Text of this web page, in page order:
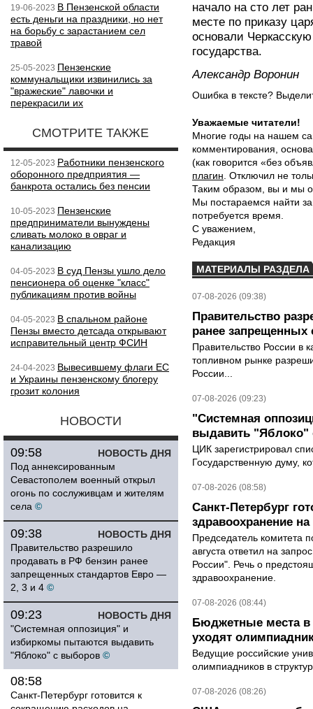
19-06-2023 В Пензенской области
есть деньги на праздники, но нет
на борьбу с зарастанием сел
травой
25-05-2023 Пензенские
коммунальщики извинились за
"вражеские" лавочки и
перекрасили их
СМОТРИТЕ ТАКЖЕ
12-05-2023 Работники пензенского
оборонного предприятия —
банкрота остались без пенсии
10-05-2023 Пензенские
предприниматели вынуждены
сливать молоко в овраг и
канализацию
04-05-2023 В суд Пензы ушло дело
пенсионера об оценке "класс"
публикациям против войны
04-05-2023 В спальном районе
Пензы вместо детсада открывают
исправительный центр ФСИН
24-04-2023 Вывесившему флаги ЕС
и Украины пензенскому блогеру
грозит колония
НОВОСТИ
НОВОСТЬ ДНЯ
09:58
Под аннексированным
Севастополем военный открыл
огонь по сослуживцам и жителям
села ©
НОВОСТЬ ДНЯ
09:38
Правительство разрешило
продавать в РФ бензин ранее
запрещенных стандартов Евро —
2, 3 и 4 ©
НОВОСТЬ ДНЯ
09:23
"Системная оппозиция" и
избиркомы пытаются выдавить
"Яблоко" с выборов ©
08:58
Санкт-Петербург готовится к
начало на сто лет
месте по приказу
основали
государства.
Александр Воронин
Ошибка в тексте?
Уважаемые читатели!
Многие годы на нашем
комментирования,
(как говорится «без
плагин . Отключил не
Таким образом, вы и мы
Мы постараемся найти
потребуется время.
С уважением,
Редакция
МАТЕРИАЛЫ РАЗДЕЛА
07-08-2026 (09:38)
Правительство
ранее запрещенных
Правительство России в
топливном рынке
России...
07-08-2026 (09:23)
"Системная
выдавить "Яблоко"
ЦИК зарегистрировал
Государственную думу,
07-08-2026 (08:58)
Санкт-Петербург
здравоохранение на
Председатель комитета
августа ответил на
России". Речь о
здравоохранение.
07-08-2026 (08:44)
Бюджетные места в
уходят
Ведущие российские
олимпиадников в
07-08-2026 (08:26)